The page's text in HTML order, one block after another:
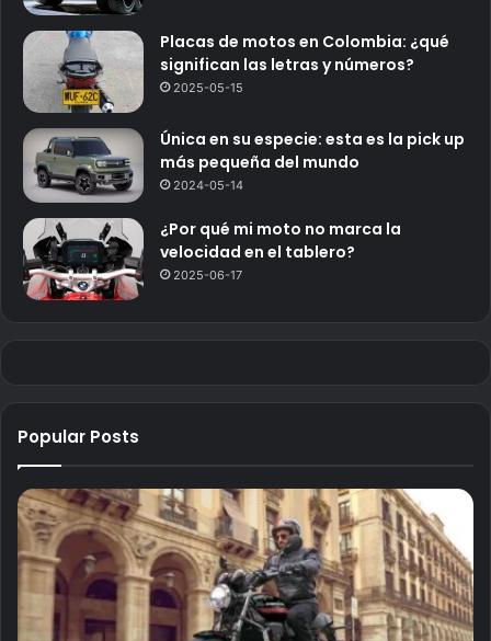
Placas de motos en Colombia: ¿qué
significan las letras y números?
2025-05-15
Única en su especie: esta es la pick up
más pequeña del mundo
2024-05-14
¿Por qué mi moto no marca la
velocidad en el tablero?
2025-06-17
Popular Posts